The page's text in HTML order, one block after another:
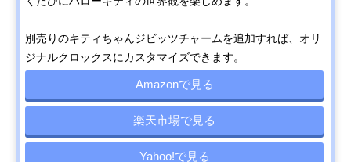
別売りのキティちゃんジビッツチャームを追加すれば、オリ
ジナルクロックスにカスタマイズできます。
Amazonで見る
楽天市場で見る
Yahoo!で見る